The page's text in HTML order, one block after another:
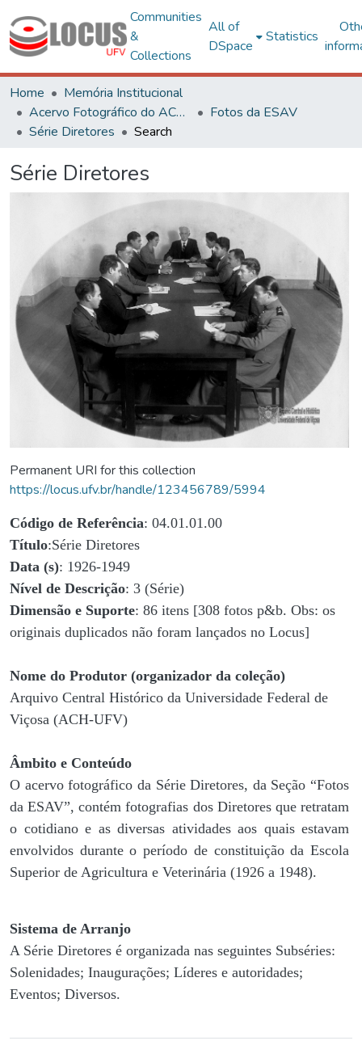
Communities
&
Collections
All of
DSpace
Statistics
Home
Memória Institucional
Acervo Fotográfico do ACH-UFV
Fotos da ESAV
Série Diretores
Search
Série Diretores
Permanent URI for this collection
https://locus.ufv.br/handle/123456789/5994
Código de Referência: 04.01.01.00
Título:Série Diretores
Data (s): 1926-1949
Nível de Descrição: 3 (Série)
Dimensão e Suporte: 86 itens [308 fotos p&b. Obs: os
originais duplicados não foram lançados no Locus]
Nome do Produtor (organizador da coleção)
Arquivo Central Histórico da Universidade Federal de
Viçosa (ACH-UFV)
Âmbito e Conteúdo
O acervo fotográfico da Série Diretores, da Seção “Fotos
da ESAV”, contém fotografias dos Diretores que retratam
o cotidiano e as diversas atividades aos quais estavam
envolvidos durante o período de constituição da Escola
Superior de Agricultura e Veterinária (1926 a 1948).
Sistema de Arranjo
A Série Diretores é organizada nas seguintes Subséries:
Solenidades; Inaugurações; Líderes e autoridades;
Eventos; Diversos.